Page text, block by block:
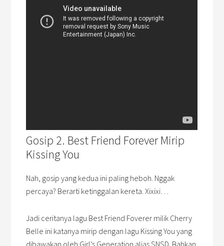
Gosip 2. Best Friend Forever Mirip
Kissing You
Nah, gosip yang kedua ini paling heboh. Nggak
percaya? Berarti ketinggalan kereta. Xixixi…
Jadi ceritanya lagu Best Friend Foverer milik Cherry
Belle ini katanya mirip dengan lagu Kissing You yang